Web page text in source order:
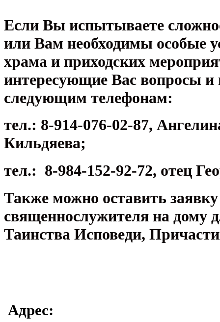
Если Вы испытываете
или Вам необходимы особые
храма и приходских
интересующие Вас вопросы
следующим телефонам:
тел.: 8-914-076-02-87,
Кильдяева;
тел.: 8-984-152-92-72, отец
Также можно оставить
священнослужителя на дому
Таинства Исповеди,
Адрес: